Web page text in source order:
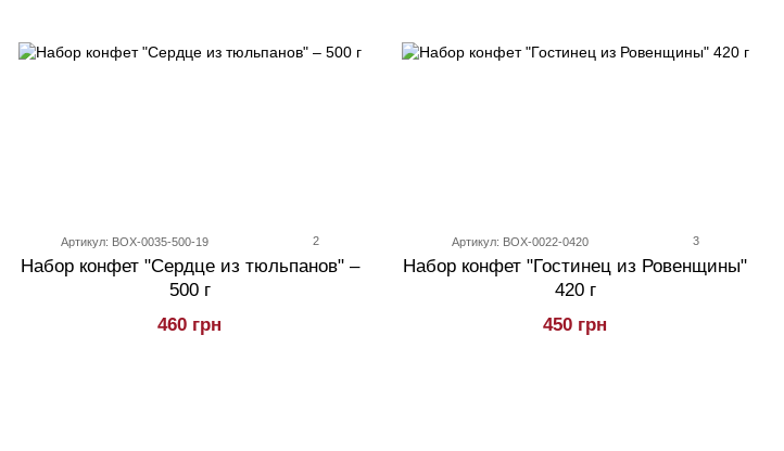
Артикул: BOX-0035-500-19 2
Набор конфет "Сердце из тюльпанов" –
500 г
460 грн
Артикул: BOX-0022-0420 3
Набор конфет "Гостинец из Ровенщины"
420 г
450 грн